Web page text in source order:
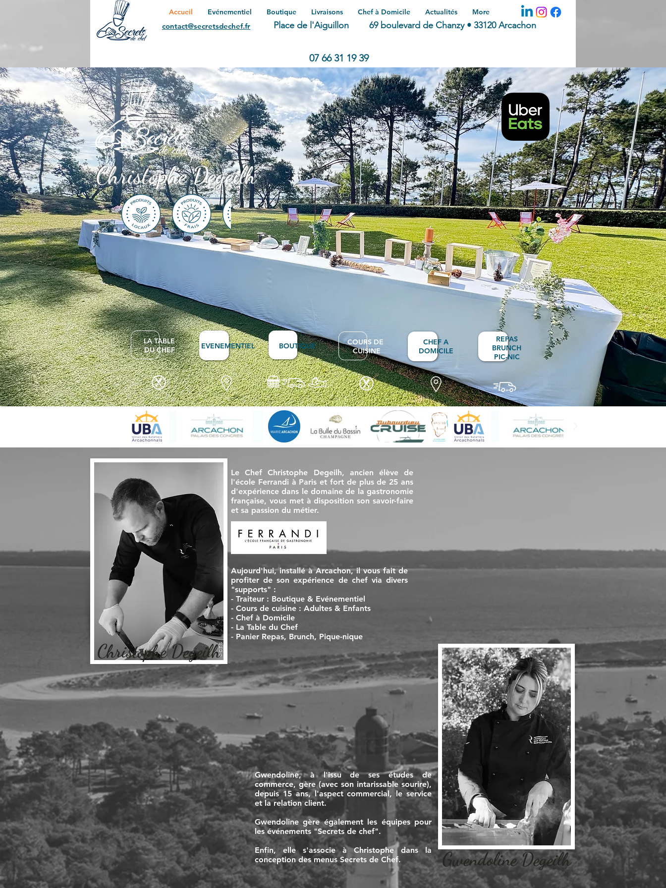
contact@secretsdechef.fr
Accueil Evénementiel Boutique Livraisons Chef à Domicile Actualités More
69 boulevard de Chanzy • 33120 Arcachon
Place de l'Aiguillon
07 66 31 19 39
Christophe Degeilh
LA TABLE
DU CHEF
EVENEMENTIEL BOUTIQUE
COURS DE
CUISINE
CHEF A
DOMICILE
REPAS
BRUNCH
PIC-NIC
Christophe Degeilh
Le Chef Christophe Degeilh, ancien élève de
l'école Ferrandi à Paris et fort de plus de 25 ans
d'expérience dans le domaine de la gastronomie
française, vous met à disposition son savoir-faire
et sa passion du métier.
Aujourd'hui, installé à Arcachon, il vous fait de
profiter de son expérience de chef via divers
"supports" :
- Traiteur : Boutique & Evénementiel
- Cours de cuisine : Adultes & Enfants
- Chef à Domicile
- La Table du Chef
- Panier Repas, Brunch, Pique-nique
Gwendoline, à l'issu de ses études de
commerce, gère (avec son intarissable sourire),
depuis 15 ans, l'aspect commercial, le service
et la relation client.
Gwendoline gère également les équipes pour
les événements "Secrets de chef".
Enfin, elle s'associe à Christophe dans la
conception des menus Secrets de Chef.
Gwendoline Degeilh